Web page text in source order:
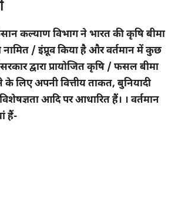
कल्याण विभाग ने भारत की कृषि बीमा
/ इंप्रूव किया है और वर्तमान में कुछ
द्वारा प्रायोजित कृषि / फसल बीमा
लिए अपनी वित्तीय ताकत, बुनियादी
आदि पर आधारित हैं। । वर्तमान
हैं-